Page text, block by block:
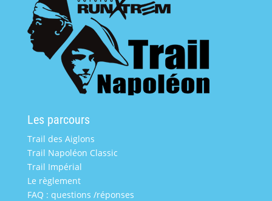
Les parcours
Trail des Aiglons
Trail Napoléon Classic
Trail Impérial
Le règlement
FAQ : questions /réponses